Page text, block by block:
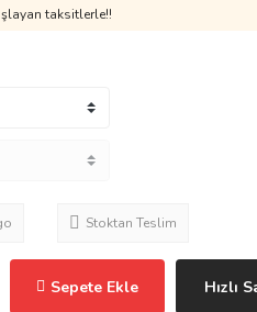
taksitlerle!!
Stoktan Teslim
Sepete Ekle Hızlı